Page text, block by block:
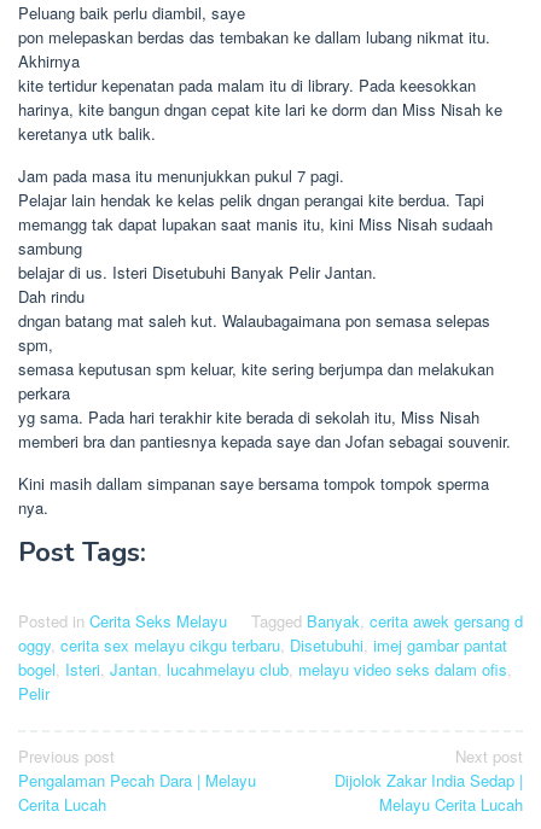
Peluang baik perlu diambil, saye
pon melepaskan berdas das tembakan ke dallam lubang nikmat itu.
Akhirnya
kite tertidur kepenatan pada malam itu di library. Pada keesokkan
harinya, kite bangun dngan cepat kite lari ke dorm dan Miss Nisah ke
keretanya utk balik.
Jam pada masa itu menunjukkan pukul 7 pagi.
Pelajar lain hendak ke kelas pelik dngan perangai kite berdua. Tapi
memangg tak dapat lupakan saat manis itu, kini Miss Nisah sudaah
sambung
belajar di us. Isteri Disetubuhi Banyak Pelir Jantan.
Dah rindu
dngan batang mat saleh kut. Walaubagaimana pon semasa selepas
spm,
semasa keputusan spm keluar, kite sering berjumpa dan melakukan
perkara
yg sama. Pada hari terakhir kite berada di sekolah itu, Miss Nisah
memberi bra dan pantiesnya kepada saye dan Jofan sebagai souvenir.
Kini masih dallam simpanan saye bersama tompok tompok sperma
nya.
Post Tags:
Posted in Cerita Seks Melayu Tagged Banyak, cerita awek gersang d
oggy, cerita sex melayu cikgu terbaru, Disetubuhi, imej gambar pantat
bogel, Isteri, Jantan, lucahmelayu club, melayu video seks dalam ofis,
Pelir
Post
navigation
Previous post
Pengalaman Pecah Dara | Melayu
Cerita Lucah
Next post
Dijolok Zakar India Sedap |
Melayu Cerita Lucah